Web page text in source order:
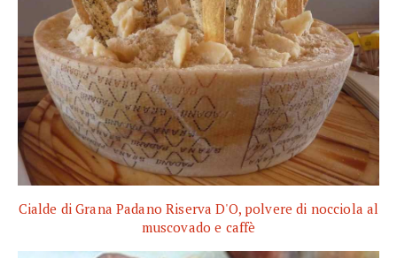
Cialde di Grana Padano Riserva D'O, polvere di nocciola al
muscovado e caffè